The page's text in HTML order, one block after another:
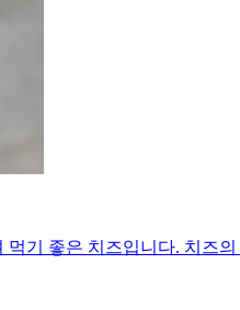
먹기 좋은 치즈입니다. 치즈